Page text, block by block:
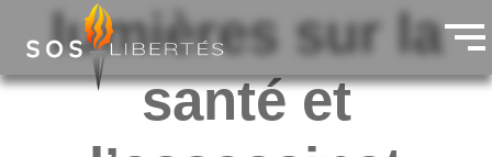
lumières sur la
santé et